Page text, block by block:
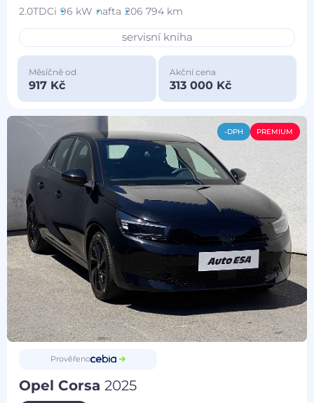
2.0TDCi 96 kW nafta 206 794 km
servisní kniha
Měsíčně od
917 Kč
Akční cena
313 000 Kč
-DPH PREMIUM
Prověřeno
Opel Corsa2025